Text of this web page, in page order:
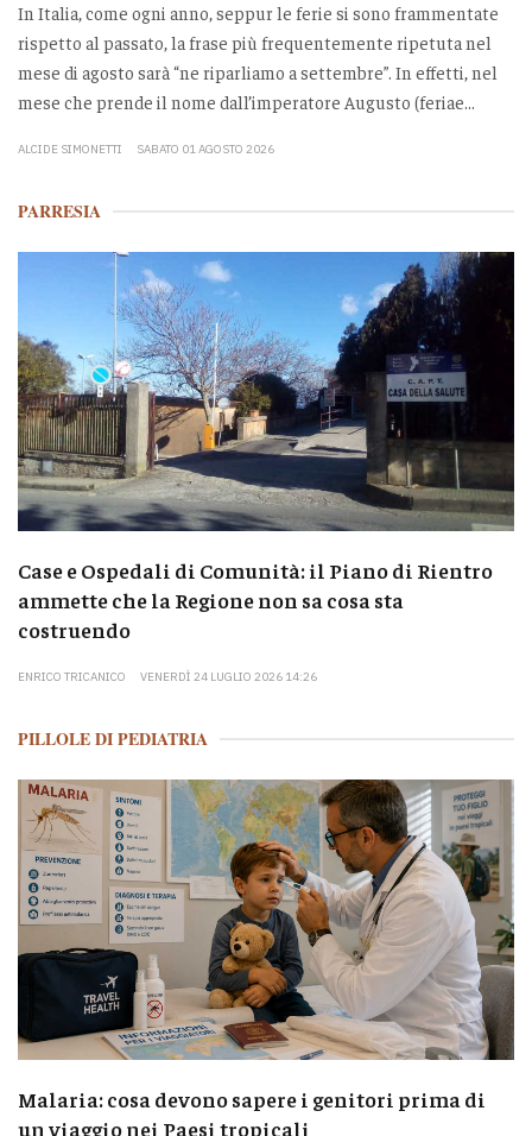
In Italia, come ogni anno, seppur le ferie si sono frammentate
rispetto al passato, la frase più frequentemente ripetuta nel
mese di agosto sarà “ne riparliamo a settembre”. In effetti, nel
mese che prende il nome dall’imperatore Augusto (feriae...
ALCIDE SIMONETTI SABATO 01 AGOSTO 2026
PARRESIA
Case e Ospedali di Comunità: il Piano di Rientro
ammette che la Regione non sa cosa sta
costruendo
ENRICO TRICANICO VENERDÌ 24 LUGLIO 2026 14:26
PILLOLE DI PEDIATRIA
Malaria: cosa devono sapere i genitori prima di
un viaggio nei Paesi tropicali